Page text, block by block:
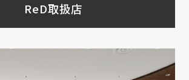
ReD取扱店